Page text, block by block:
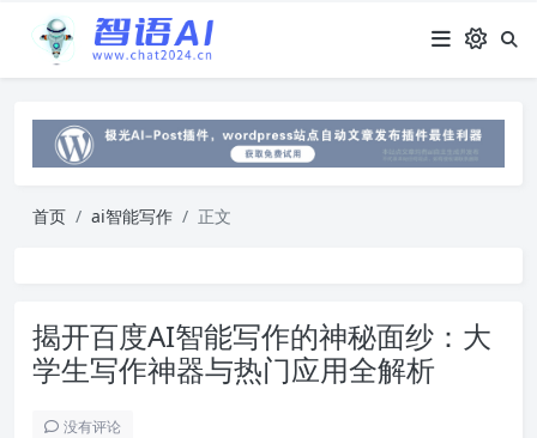
首页 ai智能写作 正文
揭开百度AI智能写作的神秘面纱：大
学生写作神器与热门应用全解析
没有评论